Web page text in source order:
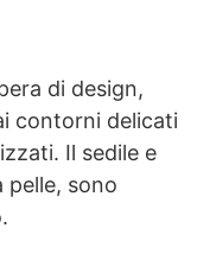
di design,
contorni delicati
Il sedile e
pelle, sono